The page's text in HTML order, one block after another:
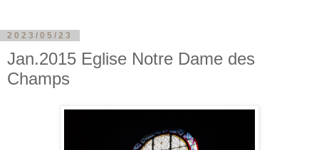
2023/05/23
Jan.2015 Eglise Notre Dame des
Champs